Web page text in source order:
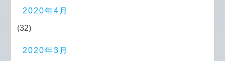
2020年4月
(32)
2020年3月